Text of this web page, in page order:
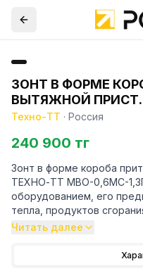
ЗОНТ В ФОРМЕ
ВЫТЯЖНОЙ
Техно-ТТ · Россия
240 900 тг
Зонт в форме короба
ТЕХНО-ТТ МВО-0,6МС-
оборудованием, его
тепла, продуктов
воздуха, что
Читать далее